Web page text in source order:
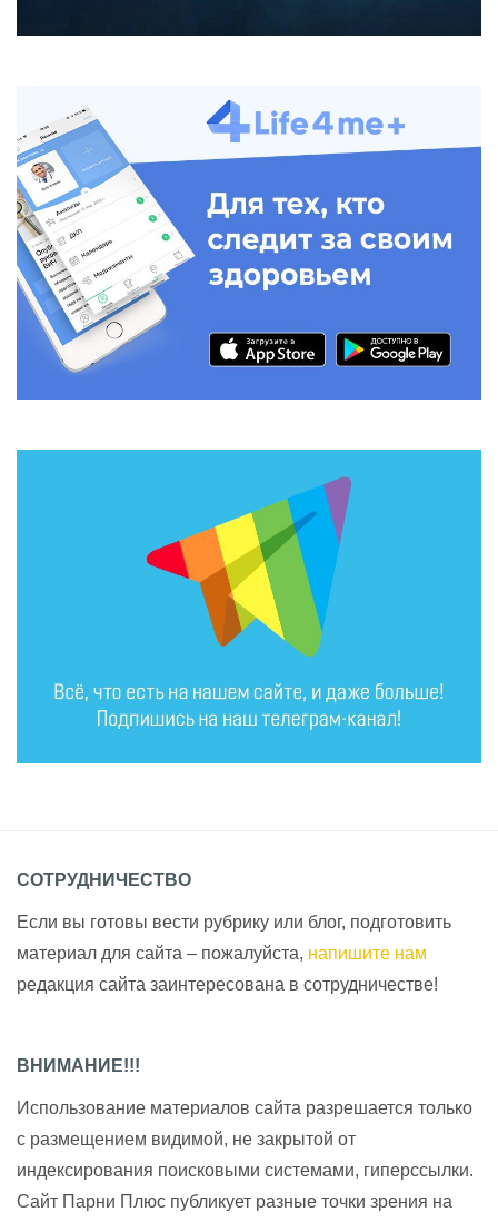
СОТРУДНИЧЕСТВО
Если вы готовы вести рубрику или блог, подготовить
материал для сайта – пожалуйста, напишите нам
редакция сайта заинтересована в сотрудничестве!
ВНИМАНИЕ!!!
Использование материалов сайта разрешается только
с размещением видимой, не закрытой от
индексирования поисковыми системами, гиперссылки.
Сайт Парни Плюс публикует разные точки зрения на